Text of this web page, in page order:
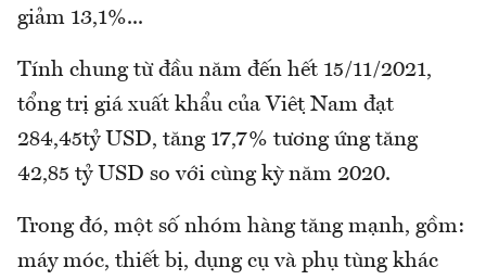
giảm 13,1%...
Tính chung từ đầu năm đến hết 15/11/2021,
tổng trị giá xuất khẩu của Việt Nam đạt
284,45tỷ USD, tăng 17,7% tương ứng tăng
42,85 tỷ USD so với cùng kỳ năm 2020.
Trong đó, một số nhóm hàng tăng mạnh, gồm:
máy móc, thiết bị, dụng cụ và phụ tùng khác